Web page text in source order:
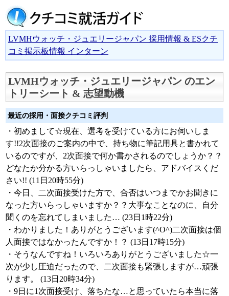
LVMHウォッチ・ジュエリージャパン 採用情報 & ESクチ
コミ掲示板情報 インターン
LVMHウォッチ・ジュエリージャパン のエン
トリーシート & 志望動機
最近の採用・面接クチコミ評判
・初めまして☆現在、選考を受けている方にお伺いしま
す!!2次面接のご案内の中で、持ち物に筆記用具と書かれて
いるのですが、2次面接で何か書かされるのでしょうか？？
どなたか分かる方いらっしゃいましたら、アドバイスくだ
さい!! (11日20時55分)
・今日、二次面接受けた方で、合否はいつまでかお聞きに
なった方いらっしゃいますか？？大事なことなのに、自分
聞くのを忘れてしまいました… (23日1時22分)
・わかりました！ありがとうございます(^O^)二次面接は個
人面接ではなかったんですか！？ (13日17時15分)
・そうなんですね！いろいろありがとうございました☆一
次が少し圧迫だったので、二次面接も緊張しますが…頑張
ります。 (13日20時34分)
・9日に1次面接受け、落ちたな…と思っていたら本当に落